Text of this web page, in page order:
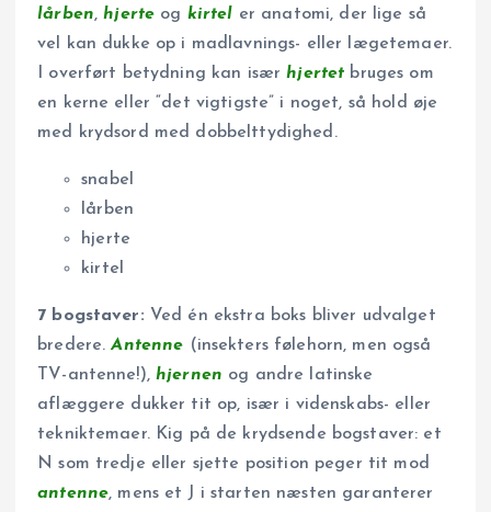
lårben,hjerte og kirtel er anatomi, der lige så
vel kan dukke op i madlavnings- eller lægetemaer.
I overført betydning kan isærhjertet bruges om
en kerne eller “det vigtigste” i noget, så hold øje
med krydsord med dobbelttydighed.
snabel
lårben
hjerte
kirtel
7 bogstaver: Ved én ekstra boks bliver udvalget
bredere.Antenne (insekters følehorn, men også
TV-antenne!),hjernen og andre latinske
aflæggere dukker tit op, især i videnskabs- eller
tekniktemaer. Kig på de krydsende bogstaver: et
N som tredje eller sjette position peger tit mod
antenne, mens et J i starten næsten garanterer